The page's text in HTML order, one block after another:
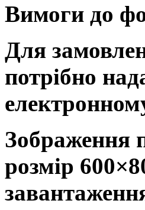
Вимоги до
Для
потрібно
Зображення
розмір